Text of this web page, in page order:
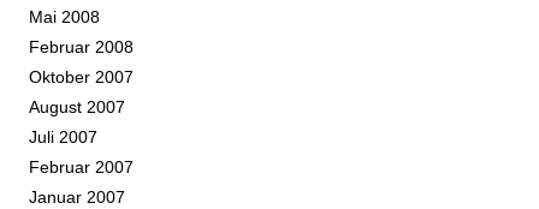
Mai 2008
Februar 2008
Oktober 2007
August 2007
Juli 2007
Februar 2007
Januar 2007